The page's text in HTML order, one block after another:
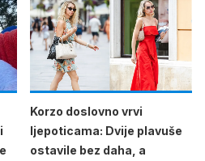
Korzo doslovno vrvi
ljepoticama: Dvije plavuše
ostavile bez daha, a